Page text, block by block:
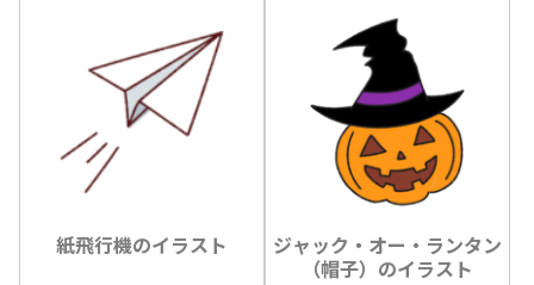
紙飛行機のイラスト
ジャック・オー・ランタン
（帽子）のイラスト